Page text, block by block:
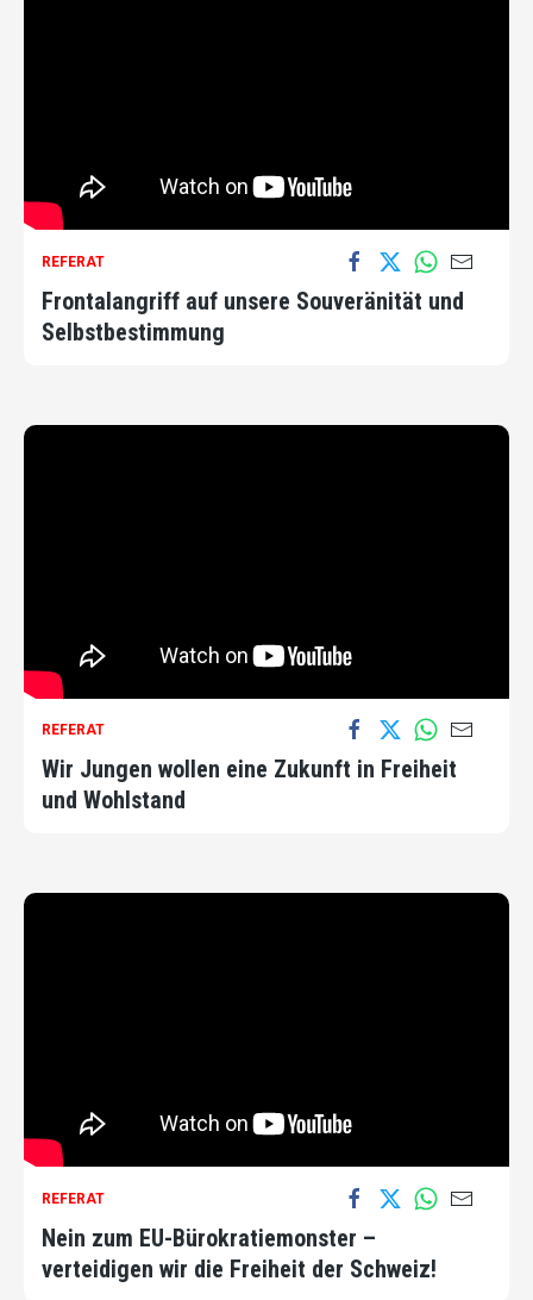
REFERAT
Frontalangriff auf unsere Souveränität und
Selbstbestimmung
REFERAT
Wir Jungen wollen eine Zukunft in Freiheit
und Wohlstand
REFERAT
Nein zum EU-Bürokratiemonster –
verteidigen wir die Freiheit der Schweiz!